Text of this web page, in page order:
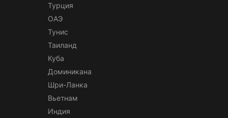
Турция
ОАЭ
Тунис
Таиланд
Куба
Доминикана
Шри-Ланка
Вьетнам
Индия